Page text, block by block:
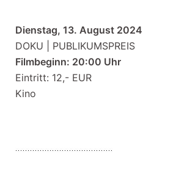
Dienstag, 13. August 2024
DOKU | PUBLIKUMSPREIS
Filmbeginn: 20:00 Uhr
Eintritt: 12,- EUR
Kino